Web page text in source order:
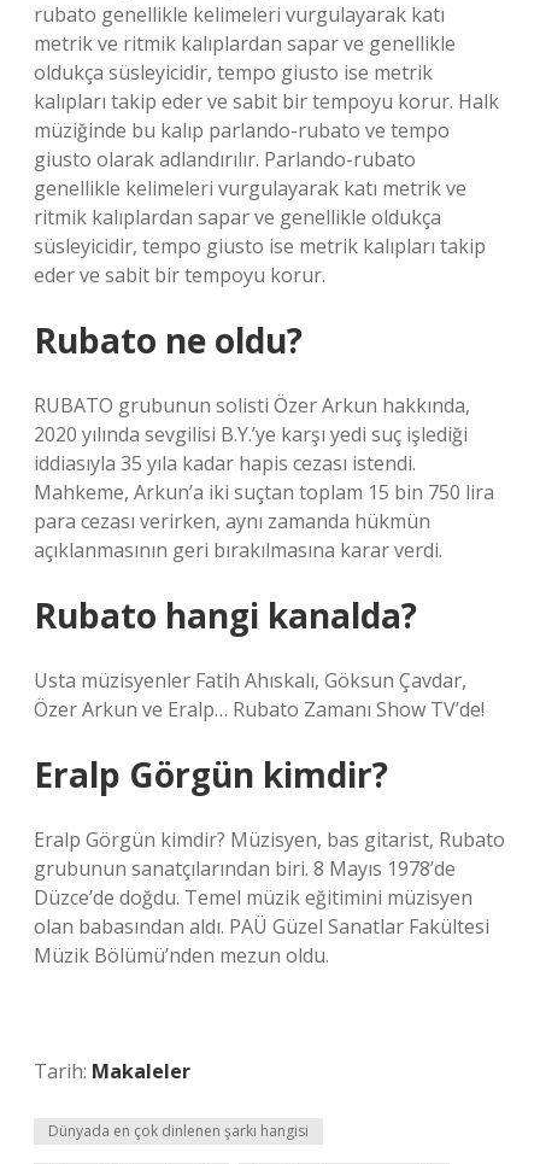
rubato genellikle kelimeleri vurgulayarak katı
metrik ve ritmik kalıplardan sapar ve genellikle
oldukça süsleyicidir, tempo giusto ise metrik
kalıpları takip eder ve sabit bir tempoyu korur. Halk
müziğinde bu kalıp parlando-rubato ve tempo
giusto olarak adlandırılır. Parlando-rubato
genellikle kelimeleri vurgulayarak katı metrik ve
ritmik kalıplardan sapar ve genellikle oldukça
süsleyicidir, tempo giusto ise metrik kalıpları takip
eder ve sabit bir tempoyu korur.
Rubato ne oldu?
RUBATO grubunun solisti Özer Arkun hakkında,
2020 yılında sevgilisi B.Y.’ye karşı yedi suç işlediği
iddiasıyla 35 yıla kadar hapis cezası istendi.
Mahkeme, Arkun’a iki suçtan toplam 15 bin 750 lira
para cezası verirken, aynı zamanda hükmün
açıklanmasının geri bırakılmasına karar verdi.
Rubato hangi kanalda?
Usta müzisyenler Fatih Ahıskalı, Göksun Çavdar,
Özer Arkun ve Eralp… Rubato Zamanı Show TV’de!
Eralp Görgün kimdir?
Eralp Görgün kimdir? Müzisyen, bas gitarist, Rubato
grubunun sanatçılarından biri. 8 Mayıs 1978’de
Düzce’de doğdu. Temel müzik eğitimini müzisyen
olan babasından aldı. PAÜ Güzel Sanatlar Fakültesi
Müzik Bölümü’nden mezun oldu.
Tarih: Makaleler
Dünyada en çok dinlenen şarkı hangisi